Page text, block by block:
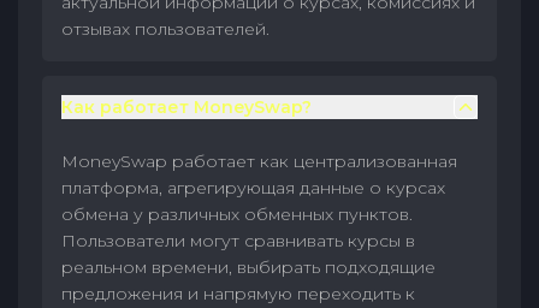
отзывах пользователей.
Как работает MoneySwap?
MoneySwap работает как централизованная
платформа, агрегирующая данные о курсах
обмена у различных обменных пунктов.
Пользователи могут сравнивать курсы в
реальном времени, выбирать подходящие
предложения и напрямую переходить к